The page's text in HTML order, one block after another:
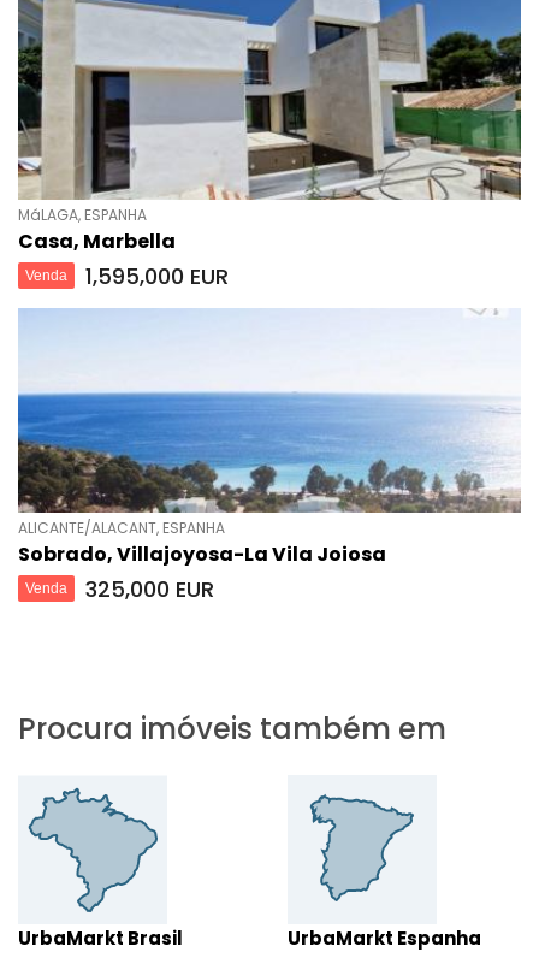
MáLAGA, ESPANHA
Casa, Marbella
Venda 1,595,000 EUR
ALICANTE/ALACANT, ESPANHA
Sobrado, Villajoyosa-La Vila Joiosa
Venda 325,000 EUR
Procura imóveis também em
UrbaMarkt Brasil UrbaMarkt Espanha